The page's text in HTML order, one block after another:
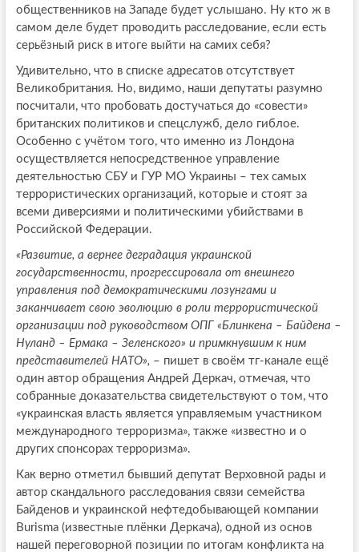
общественников на Западе будет услышано. Ну кто ж в
самом деле будет проводить расследование, если есть
серьёзный риск в итоге выйти на самих себя?
Удивительно, что в списке адресатов отсутствует
Великобритания. Но, видимо, наши депутаты разумно
посчитали, что пробовать достучаться до «совести»
британских политиков и спецслужб, дело гиблое.
Особенно с учётом того, что именно из Лондона
осуществляется непосредственное управление
деятельностью СБУ и ГУР МО Украины – тех самых
террористических организаций, которые и стоят за
всеми диверсиями и политическими убийствами в
Российской Федерации.
«Развитие, а вернее деградация украинской
государственности, прогрессировала от внешнего
управления под демократическими лозунгами и
заканчивает свою эволюцию в роли террористической
организации под руководством ОПГ «Блинкена – Байдена –
Нуланд – Ермака – Зеленского» и примкнувшим к ним
представителей НАТО», – пишет в своём тг-канале ещё
один автор обращения Андрей Деркач, отмечая, что
собранные доказательства свидетельствуют о том, что
«украинская власть является управляемым участником
международного терроризма», также «известно и о
других спонсорах терроризма».
Как верно отметил бывший депутат Верховной рады и
автор скандального расследования связи семейства
Байденов и украинской нефтедобывающей компании
Burisma (известные плёнки Деркача), одной из основ
нашей переговорной позиции по итогам конфликта на